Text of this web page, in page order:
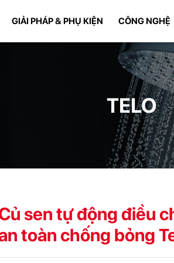
GIẢI PHÁP & PHỤ KIỆN CÔNG NGHỆ
TELO
sen tự động điều
toàn chống bỏng